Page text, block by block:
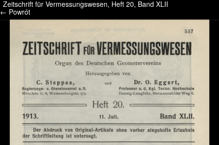
/* */ /* */ /* pliki_strona_po_stronie */
Zeitschrift für Vermessungswesen, Heft 20, Band XLII
← Powrót